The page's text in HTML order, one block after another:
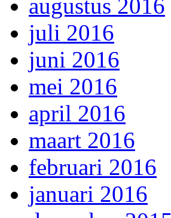
augustus 2016
juli 2016
juni 2016
mei 2016
april 2016
maart 2016
februari 2016
januari 2016